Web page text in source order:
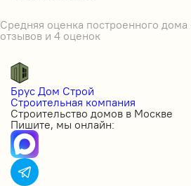
Средняя оценка построенного
отзывов и 4 оценок
Брус Дом Строй
Строительная компания
Строительство домов в Москве
Пишите, мы онлайн: